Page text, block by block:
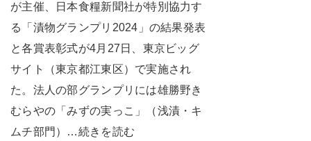
が主催、日本食糧新聞社が特別協力す
る「漬物グランプリ2024」の結果発表
と各賞表彰式が4月27日、東京ビッグ
サイト（東京都江東区）で実施され
た。法人の部グランプリには雄勝野き
むらやの「みずの実っこ」（浅漬・キ
ムチ部門）…続きを読む